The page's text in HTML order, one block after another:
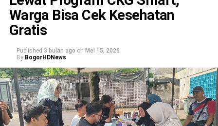
Warga Bisa Cek Kesehatan
Gratis
Published 3 bulan ago on Mei 15, 2026
By BogorHDNews